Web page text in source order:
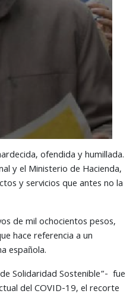
ofendida y humillada.
y el Ministerio de Hacienda,
y servicios que antes no la
de mil ochocientos pesos,
hace referencia a un
española.
Solidaridad Sostenible”- fue
del COVID-19, el recorte